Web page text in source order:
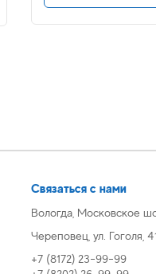
Связаться с нами
Вологда, Московское
Череповец, ул. Гоголя,
+7 (8172) 23-99-99